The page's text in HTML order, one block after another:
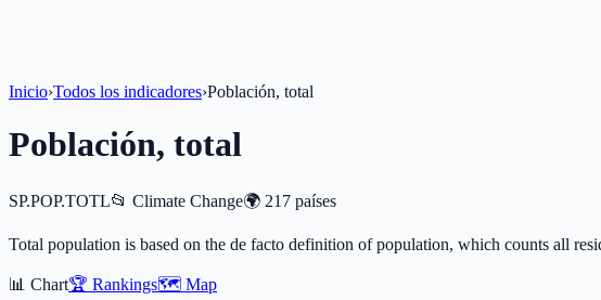
Inicio›Todos los indicadores›Población, total
Población, total
SP.POP.TOTL📂 Climate Change🌍 217 países
Total population is based on the de facto definition of population, which counts all
📊 Chart🏆 Rankings🗺️ Map